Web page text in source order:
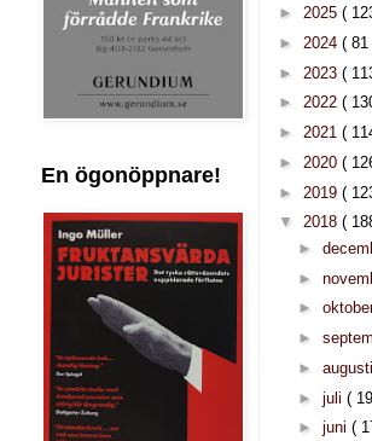
En ögonöppnare!
► 2025 (
► 2024 ( 81
► 2023 (
► 2022 (
► 2021 (
► 2020 (
► 2019 (
▼ 2018 (
►
►
►
►
►
► juli (
► juni (